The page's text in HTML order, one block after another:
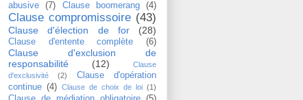
abusive
(7) Clause boomerang (4)
Clause compromissoire (43)
Clause d'élection de for (28)
Clause d'entente complète (6)
Clause d'exclusion de
responsabilité
(12)
Clause
d'exclusivité
(2)
Clause d'opération
continue (4) Clause de choix de loi (1)